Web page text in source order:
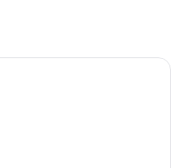
Ein modernes Schlafzimmer mit